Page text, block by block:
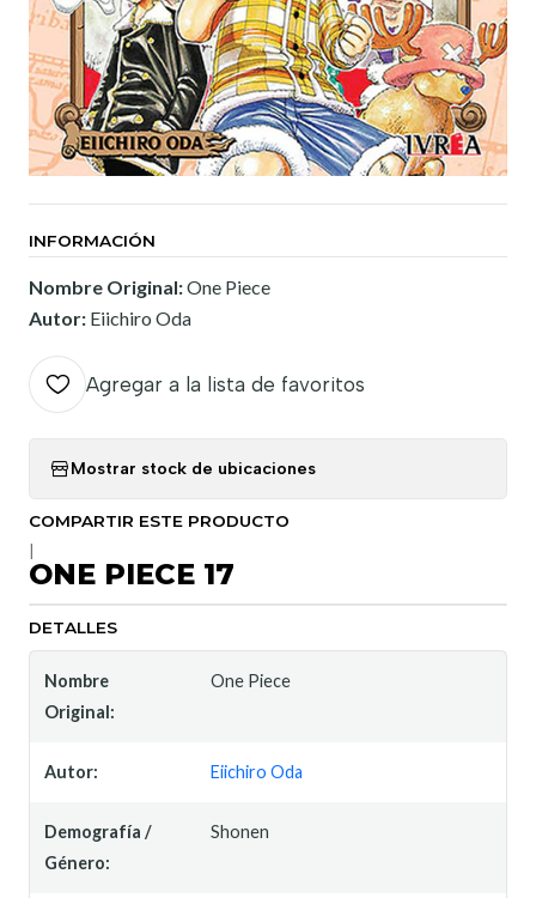
INFORMACIÓN
Nombre Original:One Piece
Autor: Eiichiro Oda
Agregar a la lista de favoritos
Mostrar stock de ubicaciones
COMPARTIR ESTE PRODUCTO
ONE PIECE 17
DETALLES
Nombre
Original:
One Piece
Autor: Eiichiro Oda
Demografía /
Género:
Shonen